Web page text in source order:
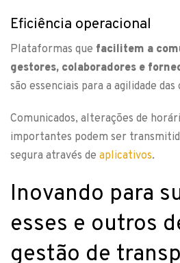
Eficiência operacional
Plataformas que facilitem a
gestores, colaboradores e
são essenciais para a agilidade das
Comunicados, alterações de
importantes podem ser
segura através de aplicativos.
Inovando para
esses e outros
gestão de